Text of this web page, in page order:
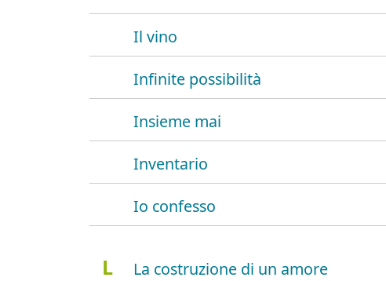
Il vino
Infinite possibilità
Insieme mai
Inventario
Io confesso
L
La costruzione di un amore